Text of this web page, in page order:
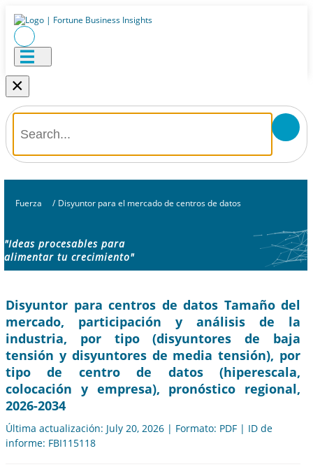
×
Fuerza / Disyuntor para el mercado de centros de datos
"Ideas procesables para
alimentar tu crecimiento"
Disyuntor para centros de datos Tamaño del
mercado, participación y análisis de la
industria, por tipo (disyuntores de baja
tensión y disyuntores de media tensión), por
tipo de centro de datos (hiperescala,
colocación y empresa), pronóstico regional,
2026-2034
Última actualización: July 20, 2026 | Formato: PDF | ID de
informe: FBI115118